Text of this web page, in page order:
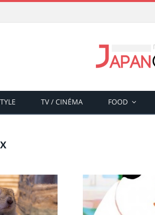
TV / CINÉMA FOOD